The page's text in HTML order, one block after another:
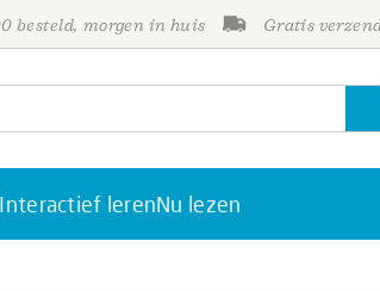
besteld, morgen in huis Gratis
Interactief lerenNu lezen